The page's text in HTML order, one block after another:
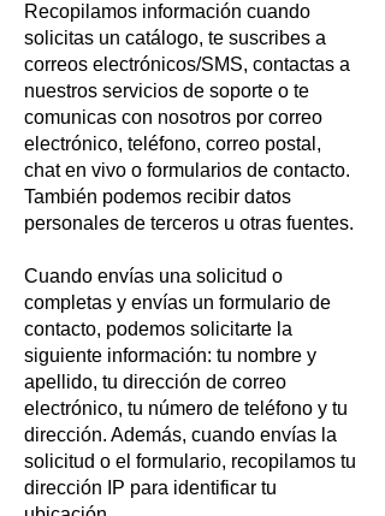
Recopilamos información cuando
solicitas un catálogo, te suscribes a
correos electrónicos/SMS, contactas a
nuestros servicios de soporte o te
comunicas con nosotros por correo
electrónico, teléfono, correo postal,
chat en vivo o formularios de contacto.
También podemos recibir datos
personales de terceros u otras fuentes.
Cuando envías una solicitud o
completas y envías un formulario de
contacto, podemos solicitarte la
siguiente información: tu nombre y
apellido, tu dirección de correo
electrónico, tu número de teléfono y tu
dirección. Además, cuando envías la
solicitud o el formulario, recopilamos tu
dirección IP para identificar tu